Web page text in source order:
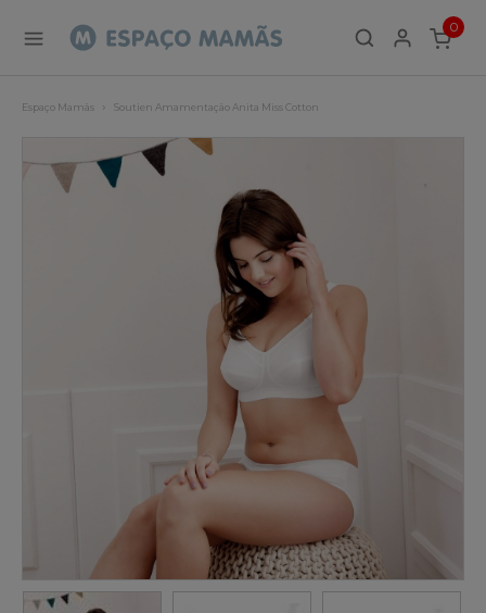
0
ITEMS
Espaço Mamãs Soutien Amamentação Anita Miss Cotton